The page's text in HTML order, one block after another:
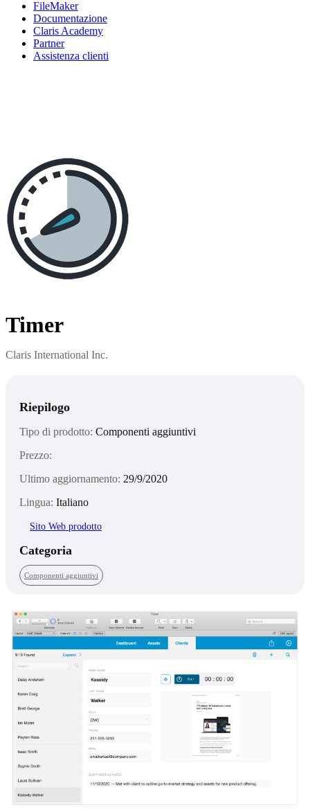
FileMaker
Documentazione
Claris Academy
Partner
Assistenza clienti
Timer
Claris International Inc.
Riepilogo
Tipo di prodotto: Componenti aggiuntivi
Prezzo:
Ultimo aggiornamento: 29/9/2020
Lingua: Italiano
Sito Web prodotto
Categoria
Componenti aggiuntivi